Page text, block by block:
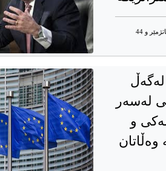
8 ساڵ و 6 مانگ و 21 ڕۆژ و 6 کاتژمێر و 44
لەسەر
و